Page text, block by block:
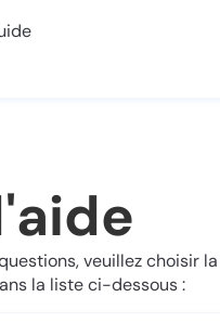
veuillez choisir
la liste ci-dessous :